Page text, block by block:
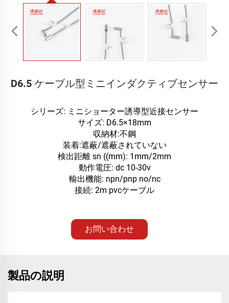
D6.5 ケーブル型ミニインダクティブセンサー
シリーズ: ミニショーター誘導型近接センサー
サイズ: D6.5×18mm
収納材:不鋼
装着:遮蔽/遮蔽されていない
検出距離 sn ((mm): 1mm/2mm
動作電圧: dc 10-30v
輸出機能: npn/pnp no/nc
接続: 2m pvcケーブル
お問い合わせ
製品の説明